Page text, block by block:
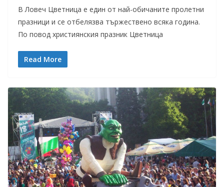
В Ловеч Цветница е един от най-обичаните пролетни
празници и се отбелязва тържествено всяка година.
По повод християнския празник Цветница
Read More